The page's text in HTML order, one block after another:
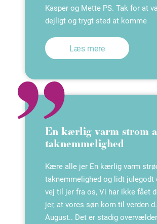
Kasper og Mette PS. Tak for at
dejligt og trygt sted at komme
Læs mere
En kærlig varm strøm
taknemmelighed
Kære alle jer En kærlig varm
taknemmelighed og lidt julegodt
vej til jer fra os, Vi har ikke fået
jer, at vores søn kom til verden
August.. Det er stadig